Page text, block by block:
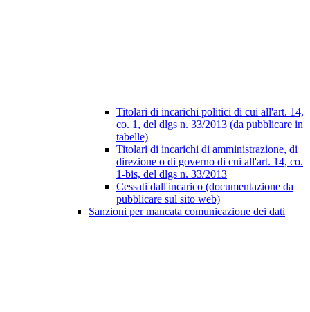
Titolari di incarichi politici di cui all'art. 14,
co. 1, del dlgs n. 33/2013 (da pubblicare in
tabelle)
Titolari di incarichi di amministrazione, di
direzione o di governo di cui all'art. 14, co.
1-bis, del dlgs n. 33/2013
Cessati dall'incarico (documentazione da
pubblicare sul sito web)
Sanzioni per mancata comunicazione dei dati